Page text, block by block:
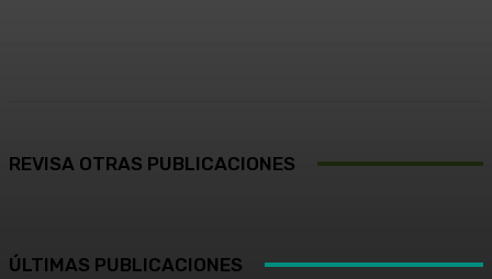
REVISA OTRAS PUBLICACIONES
ÚLTIMAS PUBLICACIONES